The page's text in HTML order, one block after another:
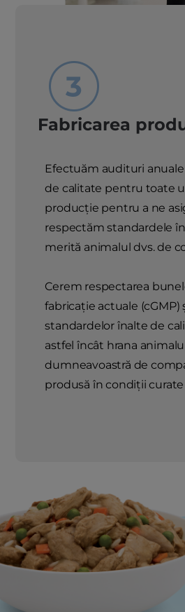
Fabricarea
Efectuăm audituri
de calitate pentru toate
producție pentru a ne
respectăm standardele
merită animalul dvs. de
Cerem respectarea
fabricație actuale (cGMP)
standardelor înalte de
astfel încât hrana
dumneavoastră de
produsă în condiții curate